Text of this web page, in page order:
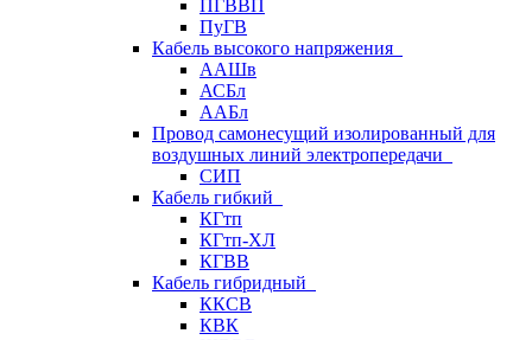
ПГВВП
ПуГВ
Кабель высокого напряжения
ААШв
АСБл
ААБл
Провод самонесущий изолированный для
воздушных линий электропередачи
СИП
Кабель гибкий
КГтп
КГтп-ХЛ
КГВВ
Кабель гибридный
ККСВ
КВК